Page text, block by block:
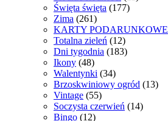
Święta święta (177)
Zima (261)
KARTY PODARUNKOWE
Totalna zieleń (12)
Dni tygodnia (183)
Ikony (48)
Walentynki (34)
Brzoskwiniowy ogród (13)
Vintage (55)
Soczysta czerwień (14)
Bingo (12)